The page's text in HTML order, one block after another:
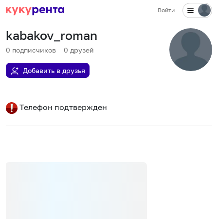
Войти
kabakov_roman
0 подписчиков 0 друзей
Добавить в друзья
Телефон подтвержден